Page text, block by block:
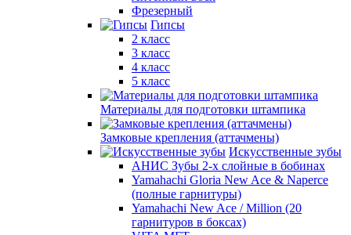
Фрезерный
Гипсы
2 класс
3 класс
4 класс
5 класс
Материалы для подготовки штампика
Замковые крепления (аттачмены)
Искусственные зубы
АНИС Зубы 2-х слойные в бобинах
Yamahachi Gloria New Ace & Naperce
(полные гарнитуры)
Yamahachi New Ace / Million (20
гарнитуров в боксах)